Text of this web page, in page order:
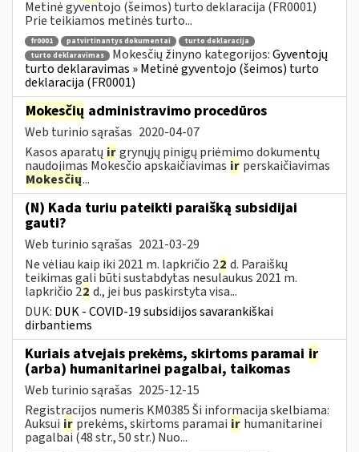
Metinė gyventojo (šeimos) turto deklaracija (FR0001)
Prie teikiamos metinės turto...
fr0001 patvirtinantys dokumentai
turto deklaracija
turto deklaravimas
Mokesčių žinyno kategorijos:Gyventojų
turto deklaravimas » Metinė gyventojo (šeimos) turto
deklaracija (FR0001)
Mokesčių administravimo procedūros
Web turinio sąrašas 2020-04-07
Kasos aparatų irgrynųjų pinigų priėmimo dokumentų
naudojimas Mokesčio apskaičiavimas ir perskaičiavimas
Mokesčių...
(N) Kada turiu pateikti paraišką subsidijai
gauti?
Web turinio sąrašas 2021-03-29
Ne vėliau kaip iki 2021 m. lapkričio 22 d. Paraiškų
teikimas gali būti sustabdytas nesulaukus 2021 m.
lapkričio 22 d., jei bus paskirstyta visa...
DUK: DUK - COVID-19 subsidijos savarankiškai
dirbantiems
Kuriais atvejais prekėms, skirtoms paramai ir
(arba) humanitarinei pagalbai, taikomas
Web turinio sąrašas 2025-12-15
Registracijos numeris KM0385 Ši informacija skelbiama:
Auksui ir prekėms, skirtoms paramai ir humanitarinei
pagalbai (48 str., 50 str.) Nuo...